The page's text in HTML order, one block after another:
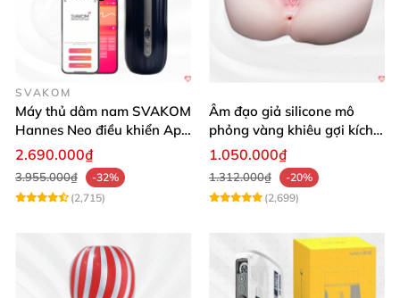
SVAKOM
Máy thủ dâm nam SVAKOM
Hannes Neo điều khiển App
tương tác
2.690.000₫
3.955.000₫
-32%
(2,715)
Âm đạo giả silicone mô
phỏng vàng khiêu gợi kích
thích mua
1.050.000₫
1.312.000₫
-20%
(2,699)